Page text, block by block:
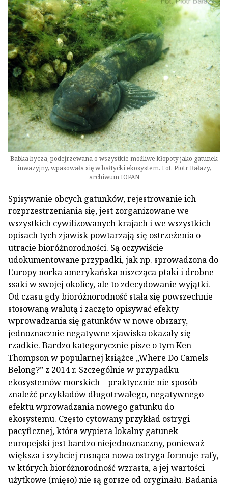
Babka bycza, podejrzewana o wszystkie możliwe kłopoty jako gatunek
inwazyjny, wpasowała się w bałtycki ekosystem. Fot. Piotr Bałazy,
archiwum IOPAN
Spisywanie obcych gatunków, rejestrowanie ich
rozprzestrzeniania się, jest zorganizowane we
wszystkich cywilizowanych krajach i we wszystkich
opisach tych zjawisk powtarzają się ostrzeżenia o
utracie bioróżnorodności. Są oczywiście
udokumentowane przypadki, jak np. sprowadzona do
Europy norka amerykańska niszcząca ptaki i drobne
ssaki w swojej okolicy, ale to zdecydowanie wyjątki.
Od czasu gdy bioróżnorodność stała się powszechnie
stosowaną walutą i zaczęto opisywać efekty
wprowadzania się gatunków w nowe obszary,
jednoznacznie negatywne zjawiska okazały się
rzadkie. Bardzo kategorycznie pisze o tym Ken
Thompson w popularnej książce „Where Do Camels
Belong?” z 2014 r. Szczególnie w przypadku
ekosystemów morskich – praktycznie nie sposób
znaleźć przykładów długotrwałego, negatywnego
efektu wprowadzania nowego gatunku do
ekosystemu. Często cytowany przykład ostrygi
pacyficznej, która wypiera lokalny gatunek
europejski jest bardzo niejednoznaczny, ponieważ
większa i szybciej rosnąca nowa ostryga formuje rafy,
w których bioróżnorodność wzrasta, a jej wartości
użytkowe (mięso) nie są gorsze od oryginału. Badania